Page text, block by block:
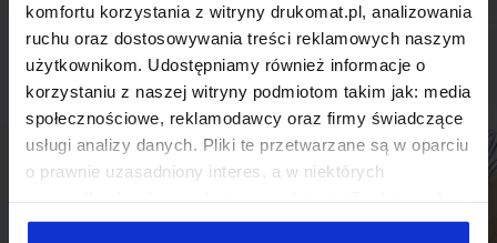
komfortu korzystania z witryny drukomat.pl, analizowania
ruchu oraz dostosowywania treści reklamowych naszym
użytkownikom. Udostępniamy również informacje o
korzystaniu z naszej witryny podmiotom takim jak: media
społecznościowe, reklamodawcy oraz firmy świadczące
usługi analizy danych. Pliki te przetwarzane są w oparciu
o prawnie uzasadniony interes, a w niektórych
Niektóre z plików cookies dostarczane i przetwarzane są
Skontaktuj się